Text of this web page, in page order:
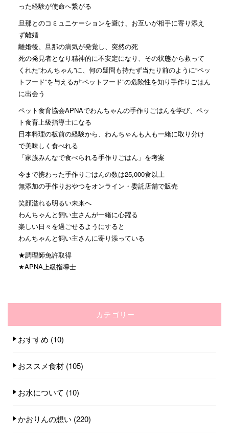
った経験が使命へ繋がる
旦那とのコミュニケーションを避け、お互いが相手に寄り添え
ず離婚
離婚後、旦那の病気が発覚し、突然の死
死の発見者となり精神的に不安定になり、その状態から救って
くれた”わんちゃん”に、何の疑問も持たず当たり前のように“ペッ
トフード”を与えるが“ペットフード”の危険性を知り手作りごはん
に出会う
ペット食育協会APNAでわんちゃんの手作りごはんを学び、ペッ
ト食育上級指導士になる
日本料理の板前の経験から、わんちゃんも人も一緒に取り分け
で美味しく食べれる
「家族みんなで食べられる手作りごはん」を考案
今まで携わった手作りごはんの数は25,000食以上
無添加の手作りおやつをオンライン・委託店舗で販売
笑顔溢れる明るい未来へ
わんちゃんと飼い主さんが一緒に心躍る
楽しい日々を過ごせるようにすると
わんちゃんと飼い主さんに寄り添っている
★調理師免許取得
★APNA上級指導士
カテゴリー
おすすめ (10)
おススメ食材 (105)
お水について (10)
かおりんの想い (220)